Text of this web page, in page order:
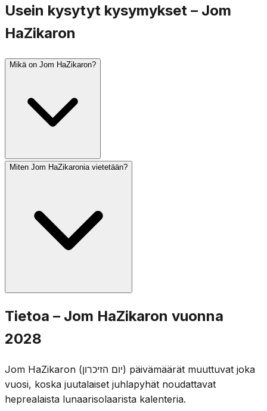
Usein kysytyt kysymykset – Jom
HaZikaron
Mikä on Jom HaZikaron?
Minuutin sireeni soi edellisenä iltana kello 20 ja
kaksminuuttinen sireeni seuraavana päivänä kello 11,
jolloin koko maa seisoo hiljaisuudessa.
Miten Jom HaZikaronia vietetään?
Muistoseremonia pidetään sotilashautausmailla eri
puolilla Israelia, ja perheet vierailevat kaatuneiden
sotilaiden haudoilla. Viihdepaikkoja suljetaan lain nojalla,
leimaa juhlallinen kokoontuminen, kaatuneiden nimien
lukeminen ja muistokynttilöiden sytyttäminen.
Tietoa – Jom HaZikaron vuonna
2028
Jom HaZikaron (יום הזיכרון) päivämäärät muuttuvat joka
vuosi, koska juutalaiset juhlapyhät noudattavat
heprealaista lunaarisolaarista kalenteria.